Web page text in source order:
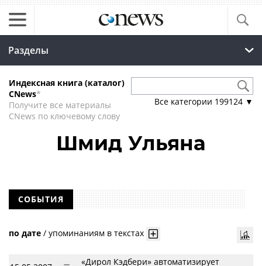
Разделы
Индексная книга (каталог)
CNews*
Получите все материалы
CNews по ключевому слову
Все категории 199124 ▼
Шмид Ульяна
СОБЫТИЯ
по дате / упоминаниям в текстах
«Дирол Кэдбери» автоматизирует